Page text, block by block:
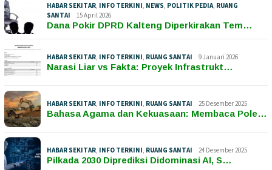
HABAR SEKITAR INFO TERKINI NEWS POLITIK PEDIA RUANG
SANTAI
15 April 2026
Dana Pokir DPRD Kalteng Diperkirakan Tem…
HABAR SEKITAR INFO TERKINI RUANG SANTAI 9 Januari 2026
Narasi Liar vs Fakta: Proyek Infrastrukt…
HABAR SEKITAR INFO TERKINI RUANG SANTAI 25 Desember 2025
Bahasa Agama dan Kekuasaan: Membaca Pole…
HABAR SEKITAR INFO TERKINI RUANG SANTAI 24 Desember 2025
Pilkada 2030 Diprediksi Didominasi AI, S…